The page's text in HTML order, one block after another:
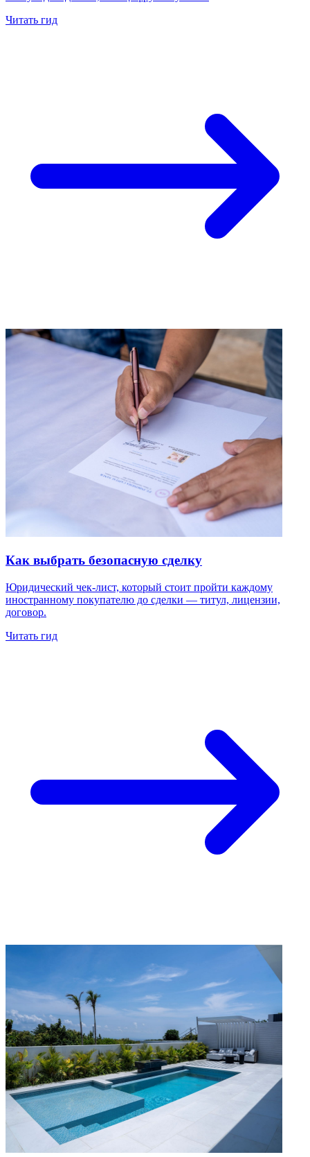
Читать гид
Как выбрать безопасную сделку
Юридический чек-лист, который стоит пройти каждому
иностранному покупателю до сделки — титул, лицензии,
договор.
Читать гид